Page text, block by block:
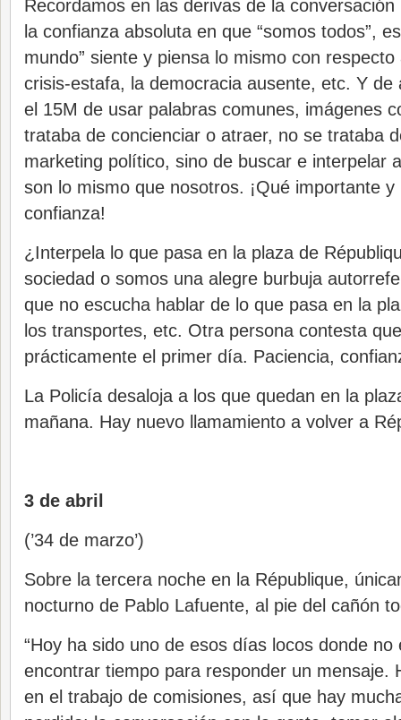
Recordamos en las derivas de la
la confianza absoluta en que “somos todos”,
mundo” siente y piensa lo mismo con
crisis-estafa, la democracia ausente, etc. Y de
el 15M de usar palabras comunes, imágenes
trataba de concienciar o atraer, no se trataba
marketing político, sino de buscar e interpelar
son lo mismo que nosotros. ¡Qué importante
confianza!
¿Interpela lo que pasa en la plaza de
sociedad o somos una alegre burbuja
que no escucha hablar de lo que pasa en la
los transportes, etc. Otra persona contesta
prácticamente el primer día. Paciencia,
La Policía desaloja a los que quedan en la
mañana. Hay nuevo llamamiento a volver a
3 de abril
(’34 de marzo’)
Sobre la tercera noche en la République,
nocturno de Pablo Lafuente, al pie del cañón
“Hoy ha sido uno de esos días locos donde no
encontrar tiempo para responder un mensaje.
en el trabajo de comisiones, así que hay